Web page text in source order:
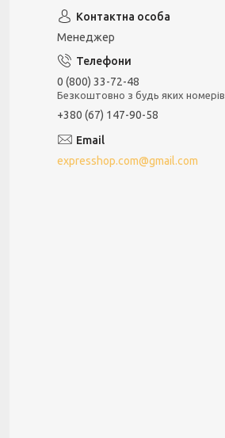
Менеджер
0 (800) 33-72-48
Безкоштовно з будь яких номерів
+380 (67) 147-90-58
expresshop.com@gmail.com